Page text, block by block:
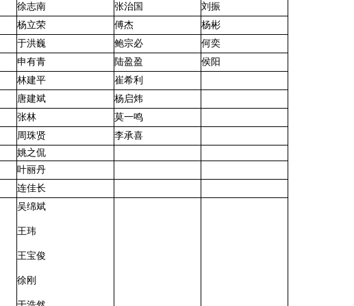
徐志南 张治国
刘振
杨立荣 傅杰
杨彬
于洪巍 鲍宗必
何奕
申有青 陆盈盈
侯阳
林建平
崔希利
唐建斌
杨启炜
张林
莫一鸣
周珠贤
李承喜
姚之侃
叶丽丹
连佳长
吴绵斌
王玮
王宝俊
徐刚